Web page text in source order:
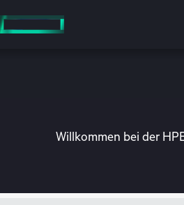
Hauptinhalt
wechseln
Willkommen bei der